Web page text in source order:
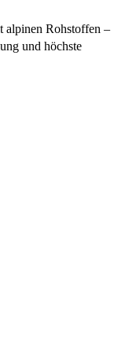
alpinen Rohstoffen –
und höchste